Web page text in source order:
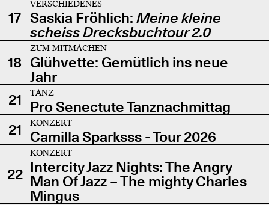
17
VERSCHIEDENES
Saskia Fröhlich: Meine kleine
scheiss Drecksbuchtour 2.0
18
ZUM MITMACHEN
Glühvette: Gemütlich ins neue
Jahr
21
TANZ
Pro Senectute Tanznachmittag
21
KONZERT
Camilla Sparksss - Tour 2026
22
KONZERT
Intercity Jazz Nights: The Angry
Man Of Jazz – The mighty Charles
Mingus